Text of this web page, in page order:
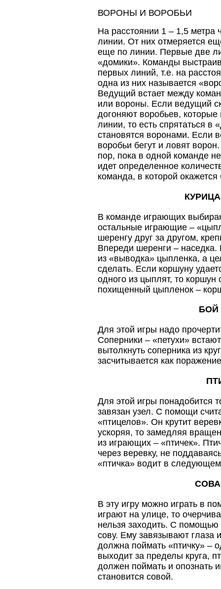
ВОРОНЫ И ВОРОБЬИ
На расстоянии 1 – 1,5 метра
линии. От них отмеряется
еще по линии. Первые две
«домики». Команды
первых линий, т.е. на
одна из них называется
Ведущий встает между
или вороны. Если ведущий
догоняют воробьев,
линии, то есть спрятаться
становятся воронами. Если
воробьи бегут и ловят
пор, пока в одной команде
идет определенное
команда, в которой
В команде играющих
остальные играющие ­–
шеренгу друг за другом,
Впереди шеренги –
из «выводка» цыпленка, а
сделать. Если коршуну
одного из цыплят, то коршун
похищенный цыпленок –
БОЙ
Для этой игры надо
Соперники – «петухи»
вытолкнуть соперника из
засчитывается как
Для этой игры понадобится
завязан узел. С помощи
«птицелов». Он крутит
ускоряя, то замедляя
из играющих – «птичек».
через веревку, не
«птичка» водит в
В эту игру можно играть в
играют на улице, то
нельзя заходить. С
сову. Ему завязывают глаза
должна поймать «птичку» –
выходит за пределы круга,
должен поймать и опознать
становится совой.